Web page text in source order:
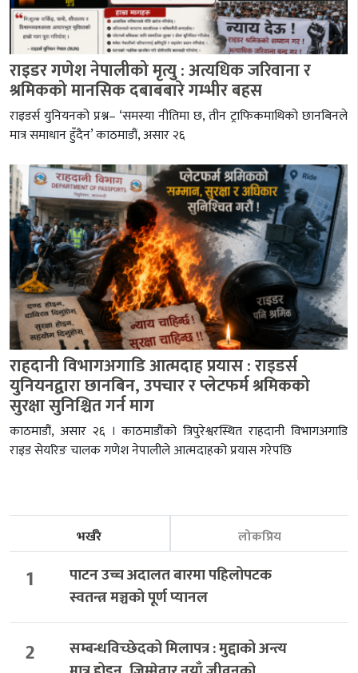
राइडर गणेश नेपालीको मृत्यु : अत्यधिक जरिवाना र
श्रमिकको मानसिक दबाबबारे गम्भीर बहस
राइडर्स युनियनको प्रश्न– ‘समस्या नीतिमा छ, तीन ट्राफिकमाथिको छानबिनले
मात्र समाधान हुँदैन’ काठमाडौं, असार २६
राहदानी विभागअगाडि आत्मदाह प्रयास : राइडर्स
युनियनद्वारा छानबिन, उपचार र प्लेटफर्म श्रमिकको
सुरक्षा सुनिश्चित गर्न माग
काठमाडौं, असार २६ । काठमाडौंको त्रिपुरेश्वरस्थित राहदानी विभागअगाडि
राइड सेयरिङ चालक गणेश नेपालीले आत्मदाहको प्रयास गरेपछि
भर्खरै लोकप्रिय
1
पाटन उच्च अदालत बारमा पहिलोपटक
स्वतन्त्र मञ्चको पूर्ण प्यानल
2
सम्बन्धविच्छेदको मिलापत्र : मुद्दाको अन्त्य